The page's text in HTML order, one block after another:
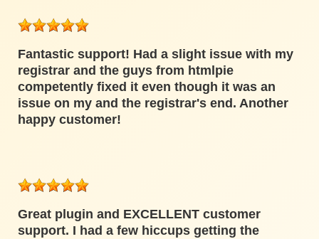
Fantastic support! Had a slight issue with my
registrar and the guys from htmlpie
competently fixed it even though it was an
issue on my and the registrar's end. Another
happy customer!
Great plugin and EXCELLENT customer
support. I had a few hiccups getting the